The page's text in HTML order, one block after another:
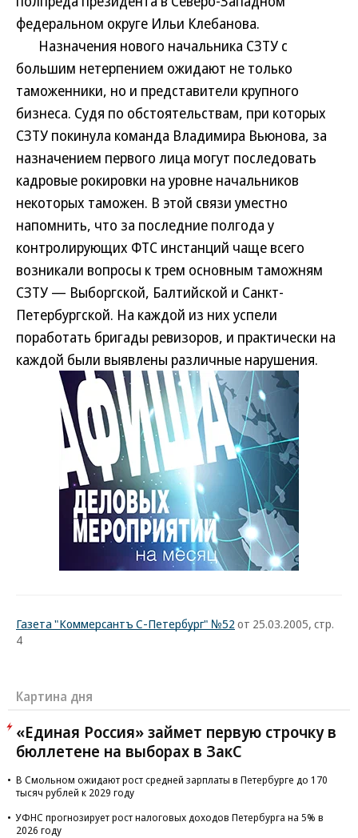
федеральном округе Ильи Клебанова.
Назначения нового начальника СЗТУ с
большим нетерпением ожидают не только
таможенники, но и представители крупного
бизнеса. Судя по обстоятельствам, при которых
СЗТУ покинула команда Владимира Вьюнова, за
назначением первого лица могут последовать
кадровые рокировки на уровне начальников
некоторых таможен. В этой связи уместно
напомнить, что за последние полгода у
контролирующих ФТС инстанций чаще всего
возникали вопросы к трем основным таможням
СЗТУ — Выборгской, Балтийской и Санкт-
Петербургской. На каждой из них успели
поработать бригады ревизоров, и практически на
каждой были выявлены различные нарушения.
Газета "Коммерсантъ С-Петербург" №52 от 25.03.2005, стр.
4
Картина дня
«Единая Россия» займет первую строчку в
бюллетене на выборах в ЗакС
В Смольном ожидают рост средней зарплаты в Петербурге до 170
тысяч рублей к 2029 году
УФНС прогнозирует рост налоговых доходов Петербурга на 5% в
2026 году